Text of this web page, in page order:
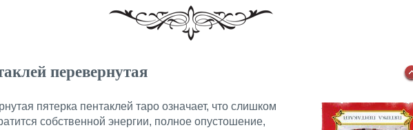
перевернутая
пятерка пентаклей таро означает, что слишком
собственной энергии, полное опустошение,